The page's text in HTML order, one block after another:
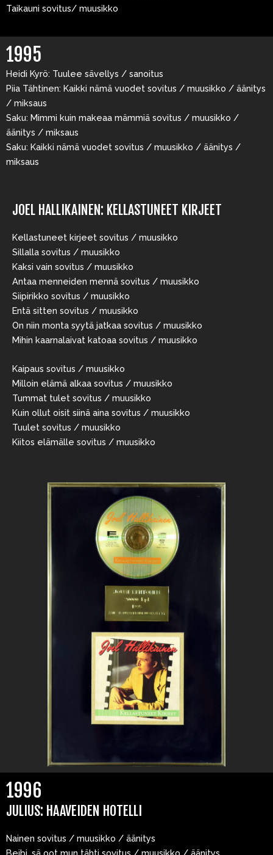
Taikauni sovitus/ muusikko
1995
Heidi Kyrö: Tuulee sävellys / sanoitus
Piia Tähtinen: Kaikki nämä vuodet sovitus / muusikko / äänitys
/ miksaus
Saku: Mimmi kuin makeaa mämmiä sovitus / muusikko /
äänitys / miksaus
Saku: Kaikki nämä vuodet sovitus / muusikko / äänitys /
miksaus
JOEL HALLIKAINEN: KELLASTUNEET KIRJEET
Kellastuneet kirjeet sovitus / muusikko
Sillalla sovitus / muusikko
Kaksi vain sovitus / muusikko
Antaa menneiden mennä sovitus / muusikko
Siipirikko sovitus / muusikko
Entä sitten sovitus / muusikko
On niin monta syytä jatkaa sovitus / muusikko
Mihin kaarnalaivat katoaa sovitus / muusikko
Kaipaus sovitus / muusikko
Milloin elämä alkaa sovitus / muusikko
Tummat tulet sovitus / muusikko
Kuin ollut oisit siinä aina sovitus / muusikko
Tuulet sovitus / muusikko
Kiitos elämälle sovitus / muusikko
1996
JULIUS: HAAVEIDEN HOTELLI
Nainen sovitus / muusikko / äänitys
Beibi, sä oot mun tähti sovitus / muusikko / äänitys